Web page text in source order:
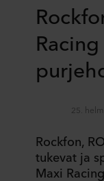
25.
Rockfon,
tukevat ja
Maxi